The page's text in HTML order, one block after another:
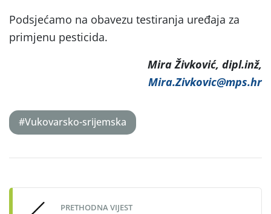
Podsjećamo na obavezu testiranja uređaja za
primjenu pesticida.
Mira Živković, dipl.inž,
Mira.Zivkovic@mps.hr
#Vukovarsko-srijemska
navigation
PRETHODNA VIJEST